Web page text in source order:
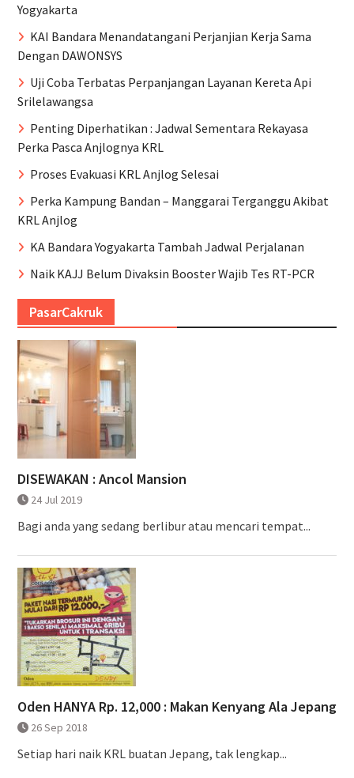
Yogyakarta
KAI Bandara Menandatangani Perjanjian Kerja Sama
Dengan DAWONSYS
Uji Coba Terbatas Perpanjangan Layanan Kereta Api
Srilelawangsa
Penting Diperhatikan : Jadwal Sementara Rekayasa
Perka Pasca Anjlognya KRL
Proses Evakuasi KRL Anjlog Selesai
Perka Kampung Bandan – Manggarai Terganggu Akibat
KRL Anjlog
KA Bandara Yogyakarta Tambah Jadwal Perjalanan
Naik KAJJ Belum Divaksin Booster Wajib Tes RT-PCR
PasarCakruk
DISEWAKAN : Ancol Mansion
24 Jul 2019
Bagi anda yang sedang berlibur atau mencari tempat...
Oden HANYA Rp. 12,000 : Makan Kenyang Ala Jepang
26 Sep 2018
Setiap hari naik KRL buatan Jepang, tak lengkap...